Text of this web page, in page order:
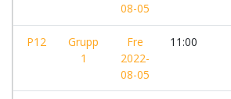
08-05
P12
Grupp
1
Fre
2022-
08-05
11:00